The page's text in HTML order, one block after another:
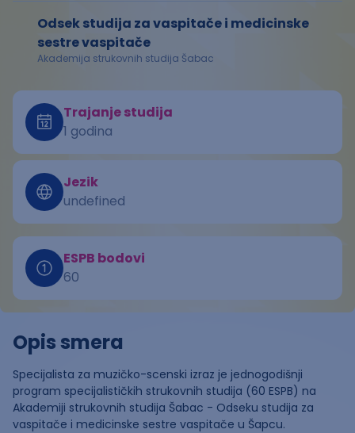
Odsek studija za vaspitače i medicinske
sestre vaspitače
Akademija strukovnih studija Šabac
Trajanje studija
1 godina
Jezik
undefined
ESPB bodovi
60
Opis smera
Specijalista za muzičko-scenski izraz je jednogodišnji
program specijalističkih strukovnih studija (60 ESPB) na
Akademiji strukovnih studija Šabac - Odseku studija za
vaspitače i medicinske sestre vaspitače u Šapcu.